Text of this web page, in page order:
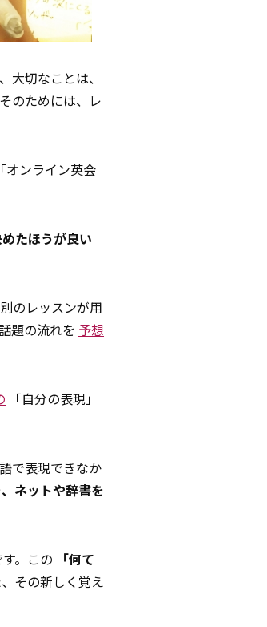
、大切なことは、
のためには、レ
「オンライン英会
たほうが良い
のレッスンが用
題の流れを 予想
「自分の表現」
で表現できなか
ネットや辞書を
。この
「何て
その新しく覚え